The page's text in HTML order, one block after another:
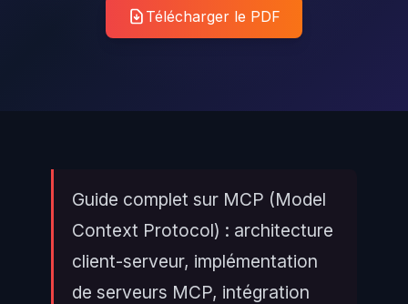
Télécharger le PDF
Guide complet sur MCP (Model
Context Protocol) : architecture
client-serveur, implémentation
de serveurs MCP, intégration